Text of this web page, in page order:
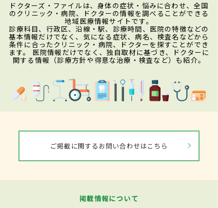
ドクターズ・ファイルは、身体の症状・悩みに合わせ、全国
のクリニック・病院、ドクターの情報を調べることができる
地域医療情報サイトです。
診療科目、行政区、沿線・駅、診療時間、医院の特徴などの
基本情報だけでなく、気になる症状、病名、検査名などから
条件に合ったクリニック・病院、ドクターを探すことができ
ます。 医院情報だけでなく、独自取材に基づき、ドクターに
関する情報（診療方針や得意な治療・検査など）も紹介。
ご掲載に関するお問い合わせはこちら
掲載情報について